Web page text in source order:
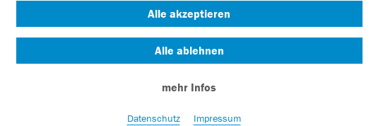
Lust auf 30% Rabatt
Alle akzeptieren
Alle ablehnen
mehr Infos
Datenschutz Impressum